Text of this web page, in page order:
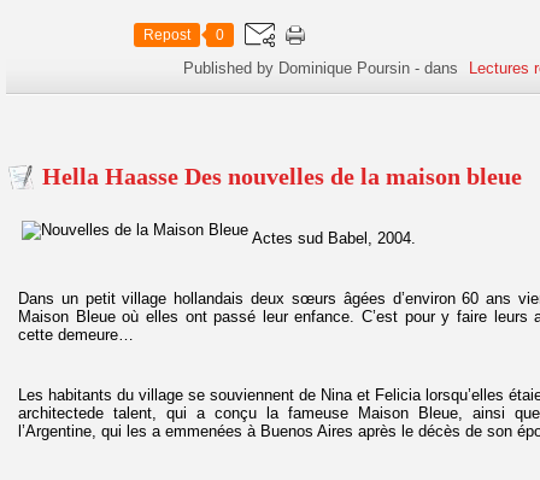
Repost 0
Published by Dominique Poursin -dans Lectures
Hella Haasse Des nouvelles de la maison bleue
Actes sud Babel, 2004.
Dans un petit village hollandais deux sœurs âgées d’environ 60 ans
Maison Bleue où elles ont passé leur enfance. C’est pour y faire leurs
cette demeure…
Les habitants du village se souviennent de Nina et Felicia lorsqu’elles
architectede talent, qui a conçu la fameuse Maison Bleue, ainsi
l’Argentine, qui les a emmenées à Buenos Aires après le décès de son